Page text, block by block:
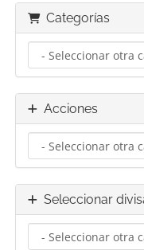
Categorías
Acciones
Seleccionar